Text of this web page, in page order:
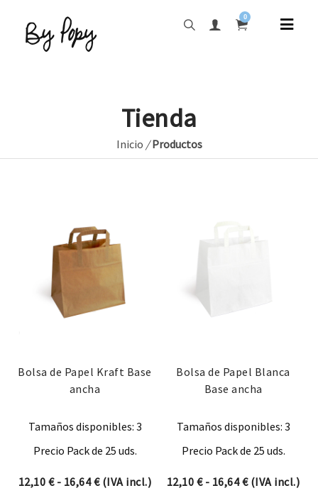
0
Tienda
Inicio /Productos
Bolsa de Papel Kraft Base
ancha
Tamaños disponibles: 3
Precio Pack de 25 uds.
12,10 € - 16,64€Rango de precios: desde 12,10 € hasta
(IVA incl.)
Bolsa de Papel Blanca
Base ancha
Tamaños disponibles: 3
Precio Pack de 25 uds.
12,10 € - 16,64€Rango de
(IVA incl.)